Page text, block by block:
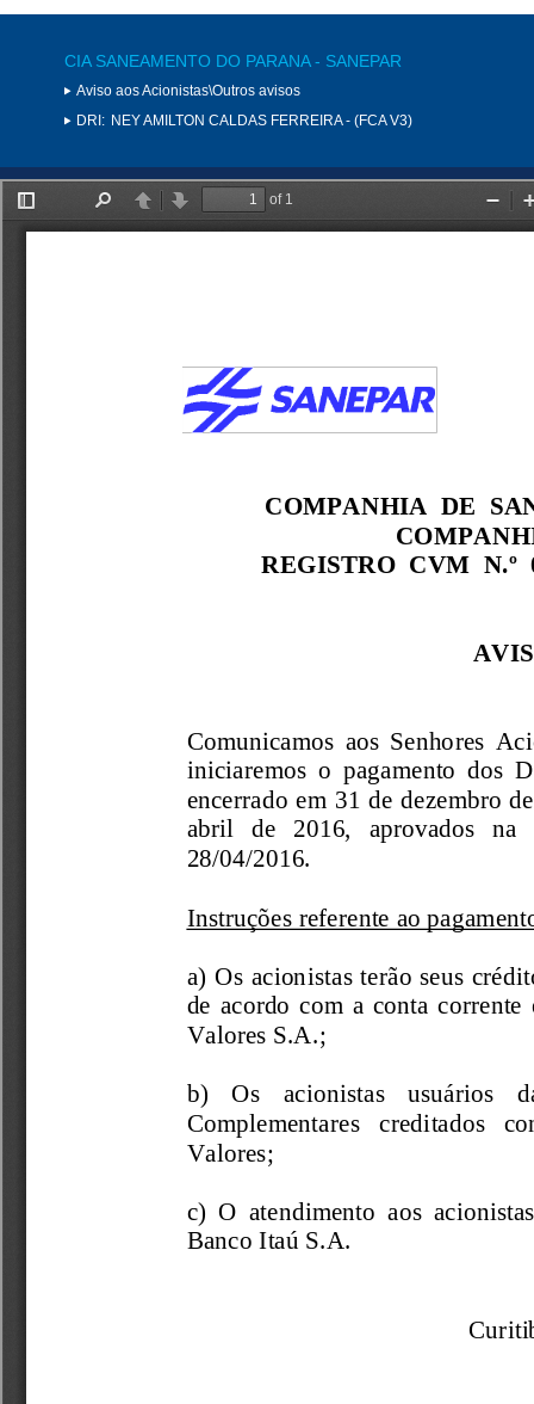
CIA SANEAMENTO DO PARANA - SANEPAR
Aviso aos Acionistas\Outros avisos
DRI: NEY AMILTON CALDAS FERREIRA - (FCA V3)